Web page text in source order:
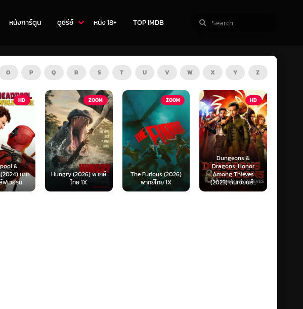
หนังการ์ตูน ดูซีรีย์ หนัง 18+ TOP IMDB
O P Q R S T U V W X Y Z
ZOOM
พากย์
1X
ZOOM
The Furious (2026)
พากย์ไทย 1X
HD
Dungeons &
Dragons: Honor
Among Thieves
(2023) ดันเจียนส์...
HD
Ready or Not 2: Here
I Come (2026) เกม
พร้อมตาย 2 (พากย์
ไทย)